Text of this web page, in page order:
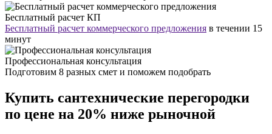
Бесплатный расчет КП
Бесплатный расчет коммерческого предложения в течении 15
минут
Профессиональная консультация
Подготовим 8 разных смет и поможем подобрать
Купить сантехнические перегородки
по цене на 20% ниже рыночной